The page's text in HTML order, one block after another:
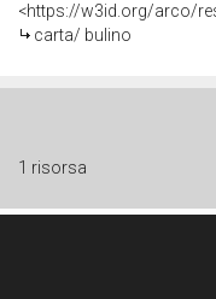
<https://w3id.org/arco/
carta/ bulino
1 risorsa